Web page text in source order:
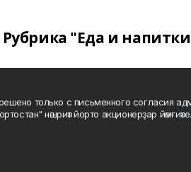
Рубрика "Еда и
только с письменного согласия
нәшриәт йорто акционерҙар йәмғиәте.